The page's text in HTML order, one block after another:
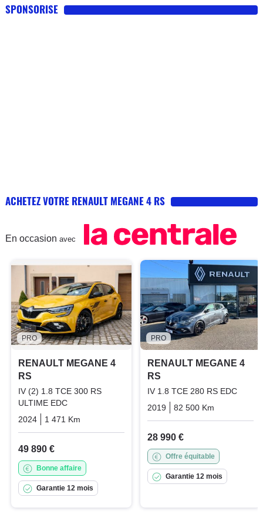
SPONSORISE
ACHETEZ VOTRE RENAULT MEGANE 4 RS
En occasion avec
PRO
RENAULT MEGANE 4
RS
IV (2) 1.8 TCE 300 RS
ULTIME EDC
2024
1 471 Km Essence
49 890 €
Bonne affaire
Garantie 12 mois
PRO
RENAULT MEGANE 4
RS
IV 1.8 TCE 280 RS EDC
2019
82 500 Km
28 990 €
Offre équitable
Garantie 12 mois